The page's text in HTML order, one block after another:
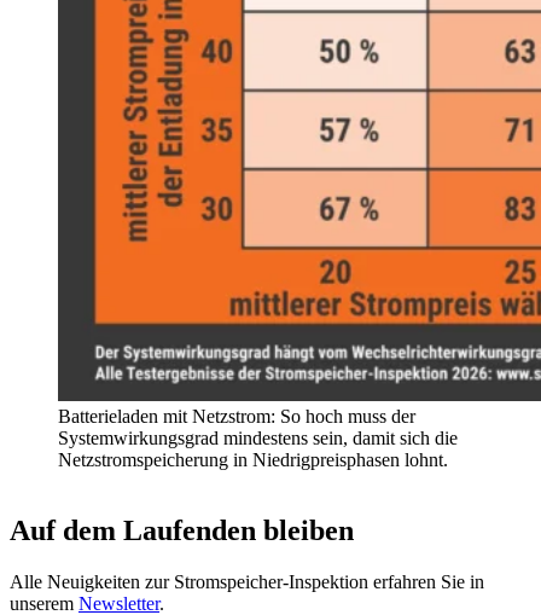
Batterieladen mit Netzstrom: So hoch muss der
Systemwirkungsgrad mindestens sein, damit sich die
Netzstromspeicherung in Niedrigpreisphasen lohnt.
Auf dem Laufenden bleiben
Alle Neuigkeiten zur Stromspeicher-Inspektion erfahren Sie in
unserem Newsletter.